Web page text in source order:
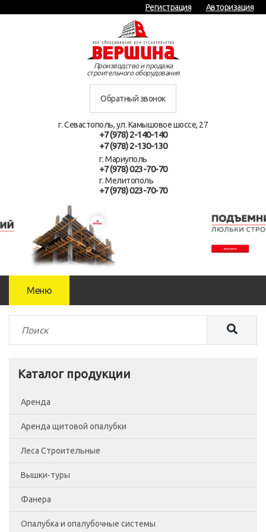
Регистрация Авторизация
Производство и продажа
строительного оборудования
Обратный звонок
г. Севастополь, ул. Камышовое шоссе, 27
+7 (978) 2-140-140
+7 (978) 2-130-130
г. Мариуполь
+7 (978) 023-70-70
г. Мелитополь
+7 (978) 023-70-70
Меню
Каталог продукции
Аренда
Аренда щитовой опалубки
Леса Строительные
Леса рамные
Помосты
Сетка фасадная
Вышки-туры
Вышка-тура ВСП-250/0.7
Вышка-тура ВСП-250/1.2
Фанера
Фанера Россия
Опалубка и опалубочные системы